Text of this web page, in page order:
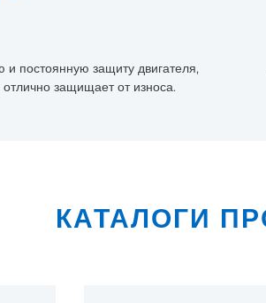
постоянную защиту двигателя,
отлично защищает от износа.
КАТАЛОГИ